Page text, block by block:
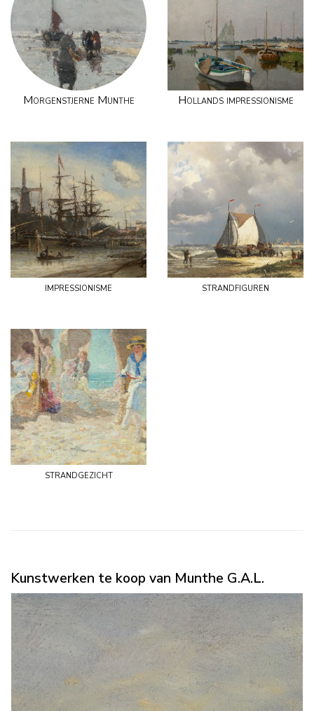
Morgenstjerne Munthe Hollands impressionisme
impressionisme strandfiguren
strandgezicht
Kunstwerken te koop van Munthe G.A.L.